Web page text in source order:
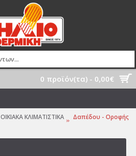
0 προϊόν(τα) - 0,00€
ΟΙΚΙΑΚΑ ΚΛΙΜΑΤΙΣΤΙΚΑ Δαπέδου - Οροφής